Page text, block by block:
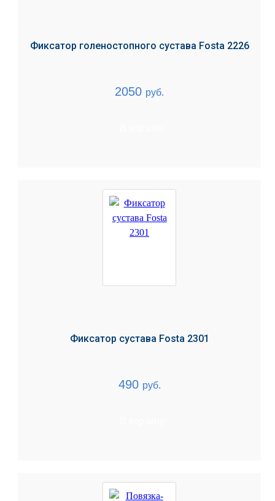
Фиксатор голеностопного сустава Fosta 2226
2050 руб.
Фиксатор сустава Fosta 2301
490 руб.